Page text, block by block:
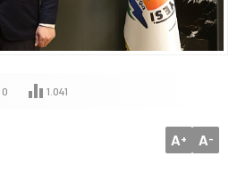
0 1.041
A+ A-